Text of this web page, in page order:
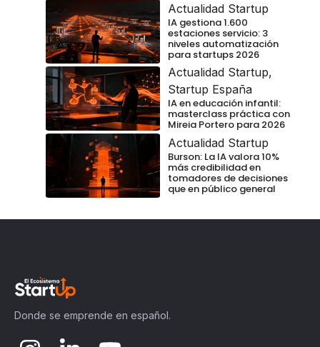
Actualidad Startup
IA gestiona 1.600
estaciones servicio: 3
niveles automatización
para startups 2026
Actualidad Startup,
Startup España
IA en educación infantil:
masterclass práctica con
Mireia Portero para 2026
Actualidad Startup
Burson: La IA valora 10%
más credibilidad en
tomadores de decisiones
que en público general
Donde se emprende en español.